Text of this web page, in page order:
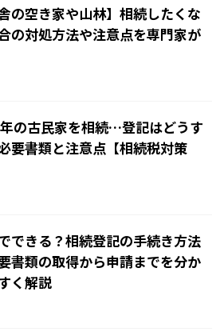
舎の空き家や山林】相続したくな
の対処方法や注意点を専門家が
の古民家を相続…登記はどうす
要書類と注意点【相続税対策
できる？相続登記の手続き方法
書類の取得から申請までを分か
く解説